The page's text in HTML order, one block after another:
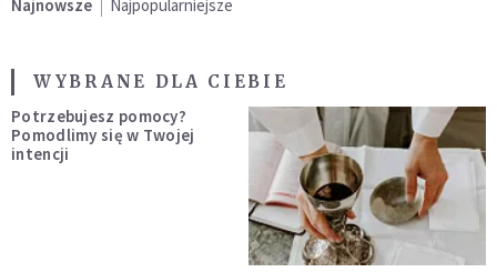
Najnowsze Najpopularniejsze
WYBRANE DLA CIEBIE
Potrzebujesz pomocy?
Pomodlimy się w Twojej
intencji